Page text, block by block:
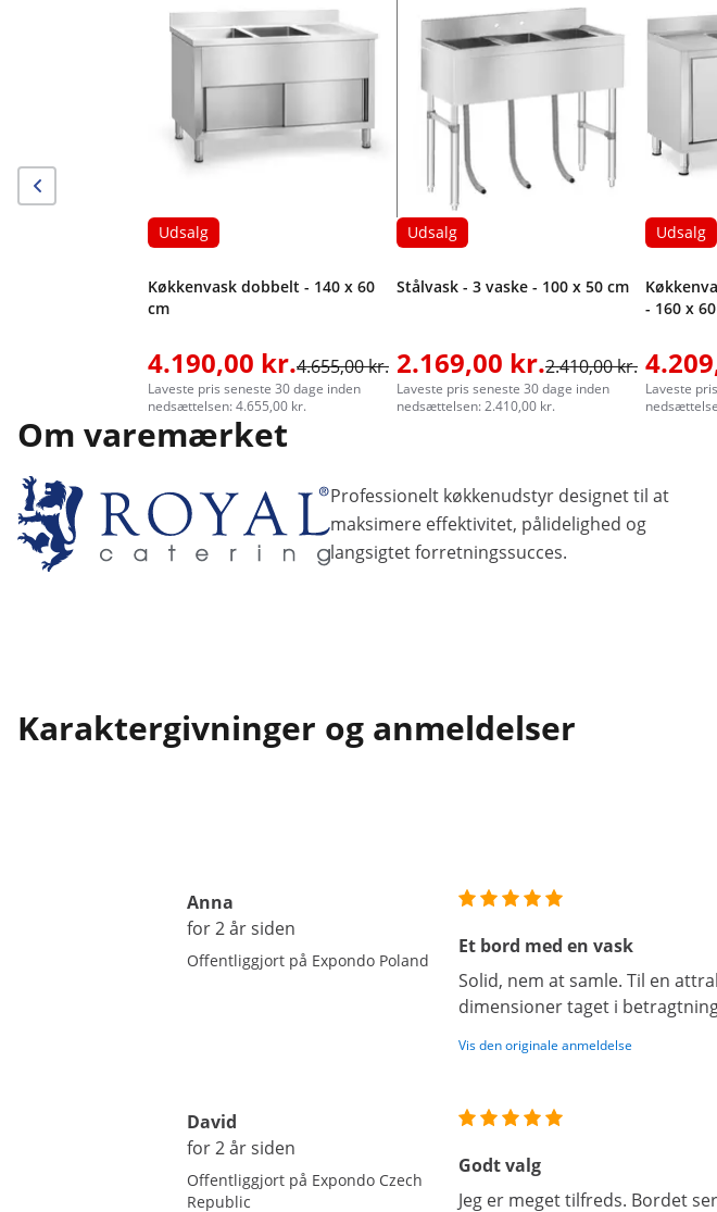
Udsalg
Køkkenvask dobbelt - 140 x 60
cm
4.190,00 kr.4.655,00 kr.
Laveste pris seneste 30 dage inden
nedsættelsen: 4.655,00 kr.
Udsalg
Stålvask - 3 vaske - 100 x 50 cm
2.169,00 kr.2.410,00 kr.
Laveste pris seneste 30 dage inden
nedsættelsen: 2.410,00 kr.
Udsalg
- 160 x
Laveste
Om varemærket
Professionelt køkkenudstyr designet til at
maksimere effektivitet, pålidelighed og
langsigtet forretningssucces.
Karaktergivninger og anmeldelser
Anna
for 2 år siden
Offentliggjort på Expondo Poland
Et bord med en vask
Solid, nem at samle. Til en
dimensioner taget i
Vis den originale anmeldelse
David
for 2 år siden
Offentliggjort på Expondo Czech
Republic
Godt valg
Jeg er meget tilfreds. Bordet